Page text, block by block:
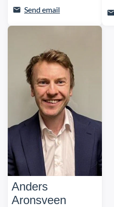
Send email
Anders
Aronsveen